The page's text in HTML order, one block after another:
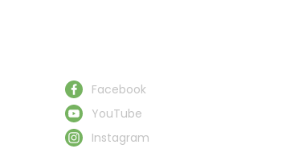
Facebook
YouTube
Instagram